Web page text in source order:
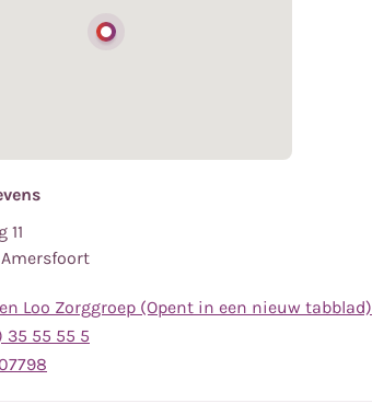
11
Amersfoort
Loo Zorggroep (Opent in een nieuw tabblad)
55 55 5